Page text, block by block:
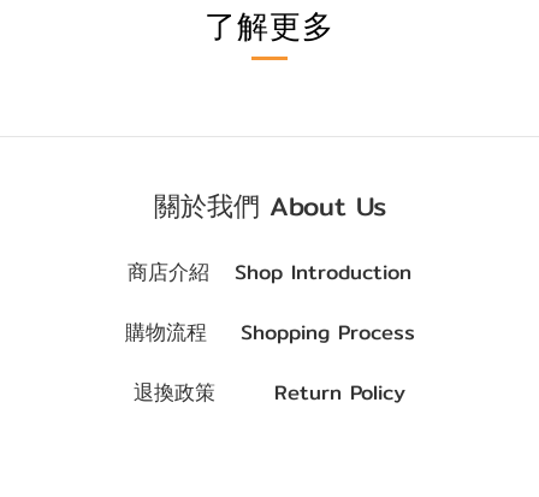
了解更多
關於我們 About Us
商店介紹 Shop Introduction
購物流程 Shopping Process
退換政策 Return Policy